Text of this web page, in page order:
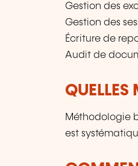
Gestion des
Gestion des
Écriture de
Audit de
QUELLES
Méthodologie
est